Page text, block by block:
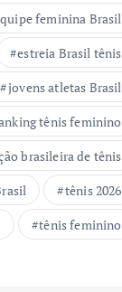
feminina Brasil
estreia Brasil tênis
jovens atletas Brasil
tênis feminino
brasileira de tênis
tênis 2026
tênis feminino